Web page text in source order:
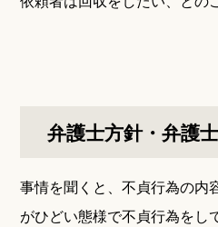
弁護士方針・弁護
事情を聞くと、不貞行為の内
がひどい態様で不貞行為をし